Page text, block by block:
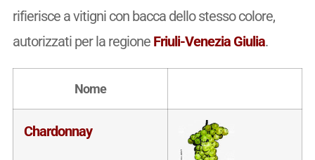
rifierisce a vitigni con bacca dello stesso colore,
autorizzati per la regione Friuli-Venezia Giulia.
Nome
Chardonnay